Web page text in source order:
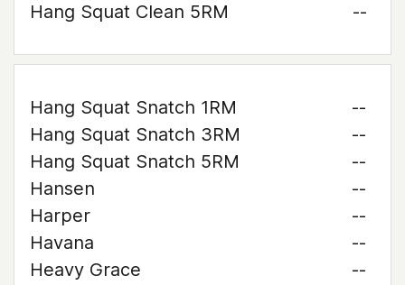
Hang Squat Clean 5RM
--
Hang Squat Snatch 1RM
--
Hang Squat Snatch 3RM
--
Hang Squat Snatch 5RM
--
Hansen
--
Harper
--
Havana
--
Heavy Grace
--